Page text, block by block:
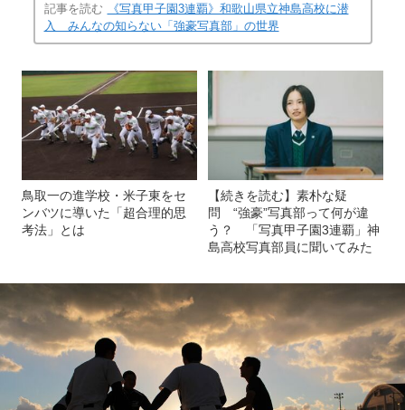
記事を読む
《写真甲子園3連覇》和歌山県立神島高校に潜
入 みんなの知らない「強豪写真部」の世界
鳥取一の進学校・米子東をセ
ンバツに導いた「超合理的思
考法」とは
【続きを読む】素朴な疑
問 “強豪”写真部って何が違
う？ 「写真甲子園3連覇」神
島高校写真部員に聞いてみた